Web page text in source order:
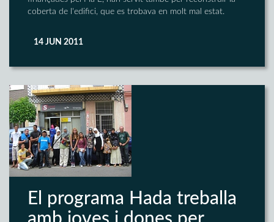
coberta de l'edifici, que es trobava en molt mal estat.
14 JUN 2011
El programa Hada treballa